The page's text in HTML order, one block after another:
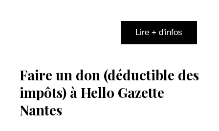
Lire + d'infos
Faire un don (déductible des
impôts) à Hello Gazette
Nantes